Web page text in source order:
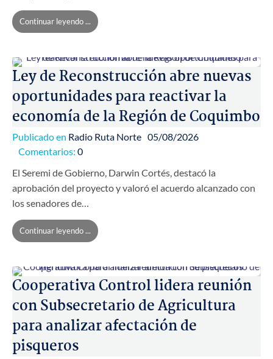
Continuar leyendo ...
Ley de Reconstrucción abre nuevas
oportunidades para reactivar la
economía de la Región de Coquimbo
Publicado en Radio Ruta Norte 05/08/2026
Comentarios: 0
El Seremi de Gobierno, Darwin Cortés, destacó la
aprobación del proyecto y valoró el acuerdo alcanzado con
los senadores de…
Continuar leyendo ...
Cooperativa Control lidera reunión
con Subsecretario de Agricultura
para analizar afectación de
pisqueros